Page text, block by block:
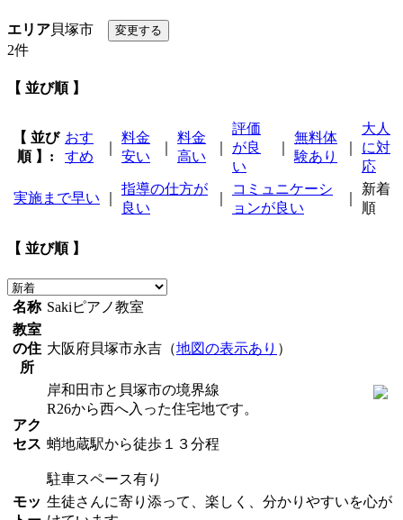
エリア貝塚市
2件
【 並び順 】
【 並び
順 】:
おす
すめ
料金
安い
料金
高い
評価
が良
い
無料体
験あり
大人
に対
応
実施まで早い
指導の仕方が
良い
コミュニケーシ
ョンが良い
新着
順
【 並び順 】
名称 Sakiピアノ教室
教室
の住
所
大阪府貝塚市永吉（地図の表示あり ）
アク
セス
岸和田市と貝塚市の境界線
R26から西へ入った住宅地です。
蛸地蔵駅から徒歩１３分程
駐車スペース有り
モッ 生徒さんに寄り添って、楽しく、分かりやすいを心が